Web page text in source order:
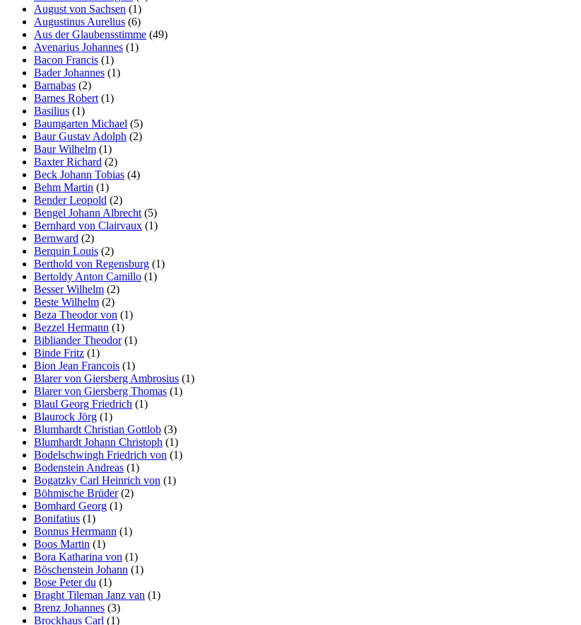
August von Sachsen (1)
Augustinus Aurelius (6)
Aus der Glaubensstimme (49)
Avenarius Johannes (1)
Bacon Francis (1)
Bader Johannes (1)
Barnabas (2)
Barnes Robert (1)
Basilius (1)
Baumgarten Michael (5)
Baur Gustav Adolph (2)
Baur Wilhelm (1)
Baxter Richard (2)
Beck Johann Tobias (4)
Behm Martin (1)
Bender Leopold (2)
Bengel Johann Albrecht (5)
Bernhard von Clairvaux (1)
Bernward (2)
Berquin Louis (2)
Berthold von Regensburg (1)
Bertoldy Anton Camillo (1)
Besser Wilhelm (2)
Beste Wilhelm (2)
Beza Theodor von (1)
Bezzel Hermann (1)
Bibliander Theodor(1)
Binde Fritz (1)
Bion Jean Francois (1)
Blarer von Giersberg Ambrosius (1)
Blarer von Giersberg Thomas (1)
Blaul Georg Friedrich (1)
Blaurock Jörg (1)
Blumhardt Christian Gottlob (3)
Blumhardt Johann Christoph (1)
Bodelschwingh Friedrich von (1)
Bodenstein Andreas (1)
Bogatzky Carl Heinrich von (1)
Böhmische Brüder(2)
Bomhard Georg (1)
Bonifatius (1)
Bonnus Herrmann (1)
Boos Martin (1)
Bora Katharina von (1)
Böschenstein Johann (1)
Bose Peter du (1)
Braght Tileman Janz van (1)
Brenz Johannes (3)
Brockhaus Carl (1)